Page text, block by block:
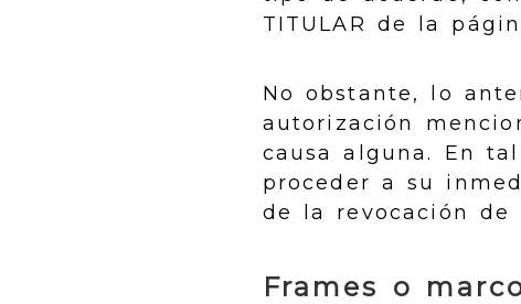
TITULAR de la
No obstante, lo
autorización
causa alguna. En
proceder a su
de la revocación de
Frames o